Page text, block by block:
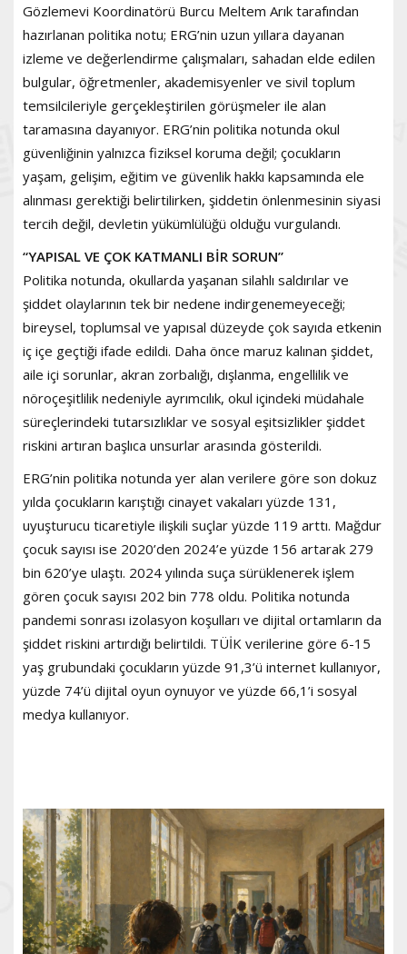
Gözlemevi Koordinatörü Burcu Meltem Arık tarafından
hazırlanan politika notu; ERG’nin uzun yıllara dayanan
izleme ve değerlendirme çalışmaları, sahadan elde edilen
bulgular, öğretmenler, akademisyenler ve sivil toplum
temsilcileriyle gerçekleştirilen görüşmeler ile alan
taramasına dayanıyor. ERG’nin politika notunda okul
güvenliğinin yalnızca fiziksel koruma değil; çocukların
yaşam, gelişim, eğitim ve güvenlik hakkı kapsamında ele
alınması gerektiği belirtilirken, şiddetin önlenmesinin siyasi
tercih değil, devletin yükümlülüğü olduğu vurgulandı.
“YAPISAL VE ÇOK KATMANLI BİR SORUN”
Politika notunda, okullarda yaşanan silahlı saldırılar ve
şiddet olaylarının tek bir nedene indirgenemeyeceği;
bireysel, toplumsal ve yapısal düzeyde çok sayıda etkenin
iç içe geçtiği ifade edildi. Daha önce maruz kalınan şiddet,
aile içi sorunlar, akran zorbalığı, dışlanma, engellilik ve
nöroçeşitlilik nedeniyle ayrımcılık, okul içindeki müdahale
süreçlerindeki tutarsızlıklar ve sosyal eşitsizlikler şiddet
riskini artıran başlıca unsurlar arasında gösterildi.
ERG’nin politika notunda yer alan verilere göre son dokuz
yılda çocukların karıştığı cinayet vakaları yüzde 131,
uyuşturucu ticaretiyle ilişkili suçlar yüzde 119 arttı. Mağdur
çocuk sayısı ise 2020’den 2024’e yüzde 156 artarak 279
bin 620’ye ulaştı. 2024 yılında suça sürüklenerek işlem
gören çocuk sayısı 202 bin 778 oldu. Politika notunda
pandemi sonrası izolasyon koşulları ve dijital ortamların da
şiddet riskini artırdığı belirtildi. TÜİK verilerine göre 6-15
yaş grubundaki çocukların yüzde 91,3’ü internet kullanıyor,
yüzde 74’ü dijital oyun oynuyor ve yüzde 66,1’i sosyal
medya kullanıyor.